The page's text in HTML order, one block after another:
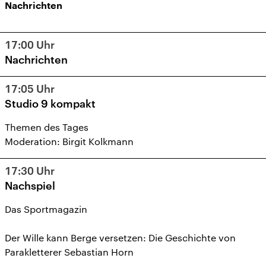
Nachrichten
17:00 Uhr
Nachrichten
17:05 Uhr
Studio 9 kompakt
Themen des Tages
Moderation: Birgit Kolkmann
17:30 Uhr
Nachspiel
Das Sportmagazin
Der Wille kann Berge versetzen: Die Geschichte von
Parakletterer Sebastian Horn